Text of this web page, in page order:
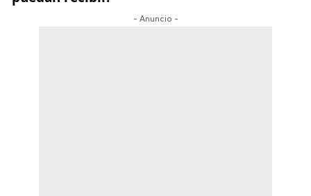
- Anuncio -